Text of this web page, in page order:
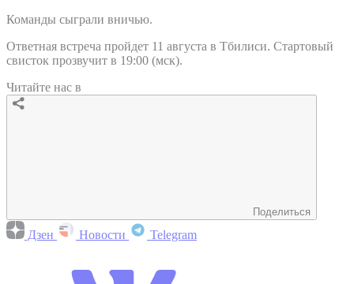
Команды сыграли вничью.
Ответная встреча пройдет 11 августа в Тбилиси. Стартовый
свисток прозвучит в 19:00 (мск).
Читайте нас в
Поделиться
Дзен Новости Telegram